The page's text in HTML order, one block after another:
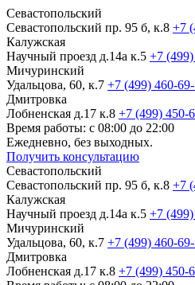
Севастопольский
Севастопольский пр. 95 б, к.8 +7
Калужская
Научный проезд д.14а к.5 +7
Мичуринский
Удальцова, 60, к.7 +7 (499) 460-
Дмитровка
Лобненская д.17 к.8 +7 (499) 450-
Время работы: с 08:00 до 22:00
Ежедневно, без выходных.
Получить консультацию
Севастопольский
Севастопольский пр. 95 б, к.8 +7
Калужская
Научный проезд д.14а к.5 +7
Мичуринский
Удальцова, 60, к.7 +7 (499) 460-
Дмитровка
Лобненская д.17 к.8 +7 (499) 450-